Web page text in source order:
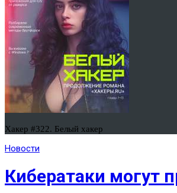
Хакер #322. Белый хакер
Новости
Кибератаки могут